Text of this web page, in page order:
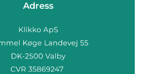
Adress